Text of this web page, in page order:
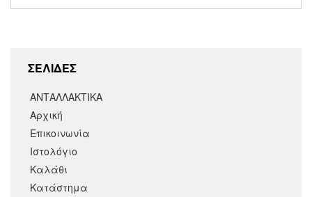
ΣΕΛΙΔΕΣ
ΑΝΤΑΛΛΑΚΤΙΚΑ
Αρχική
Επικοινωνία
Ιστολόγιο
Καλάθι
Κατάστημα